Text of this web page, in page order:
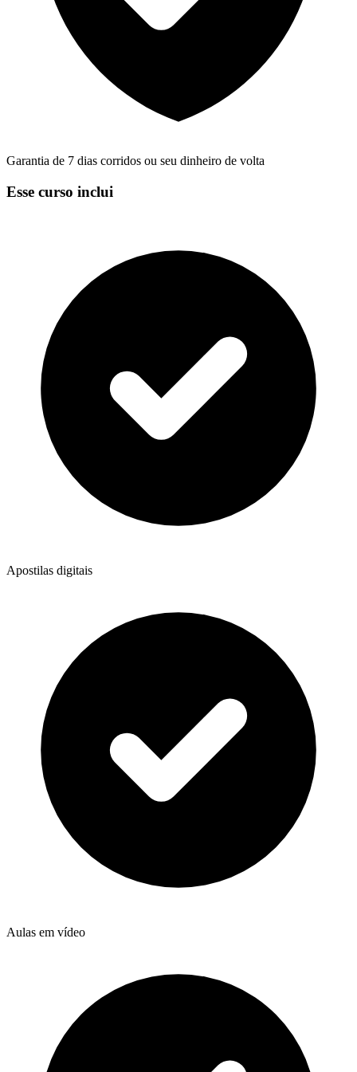
Garantia de 7 dias corridos ou seu dinheiro de volta
Esse curso inclui
Apostilas digitais
Aulas em vídeo